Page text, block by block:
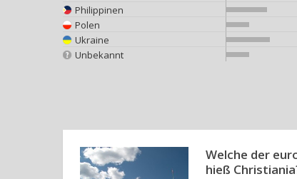
Philippinen
Polen
Ukraine
Unbekannt
Welche der
hieß